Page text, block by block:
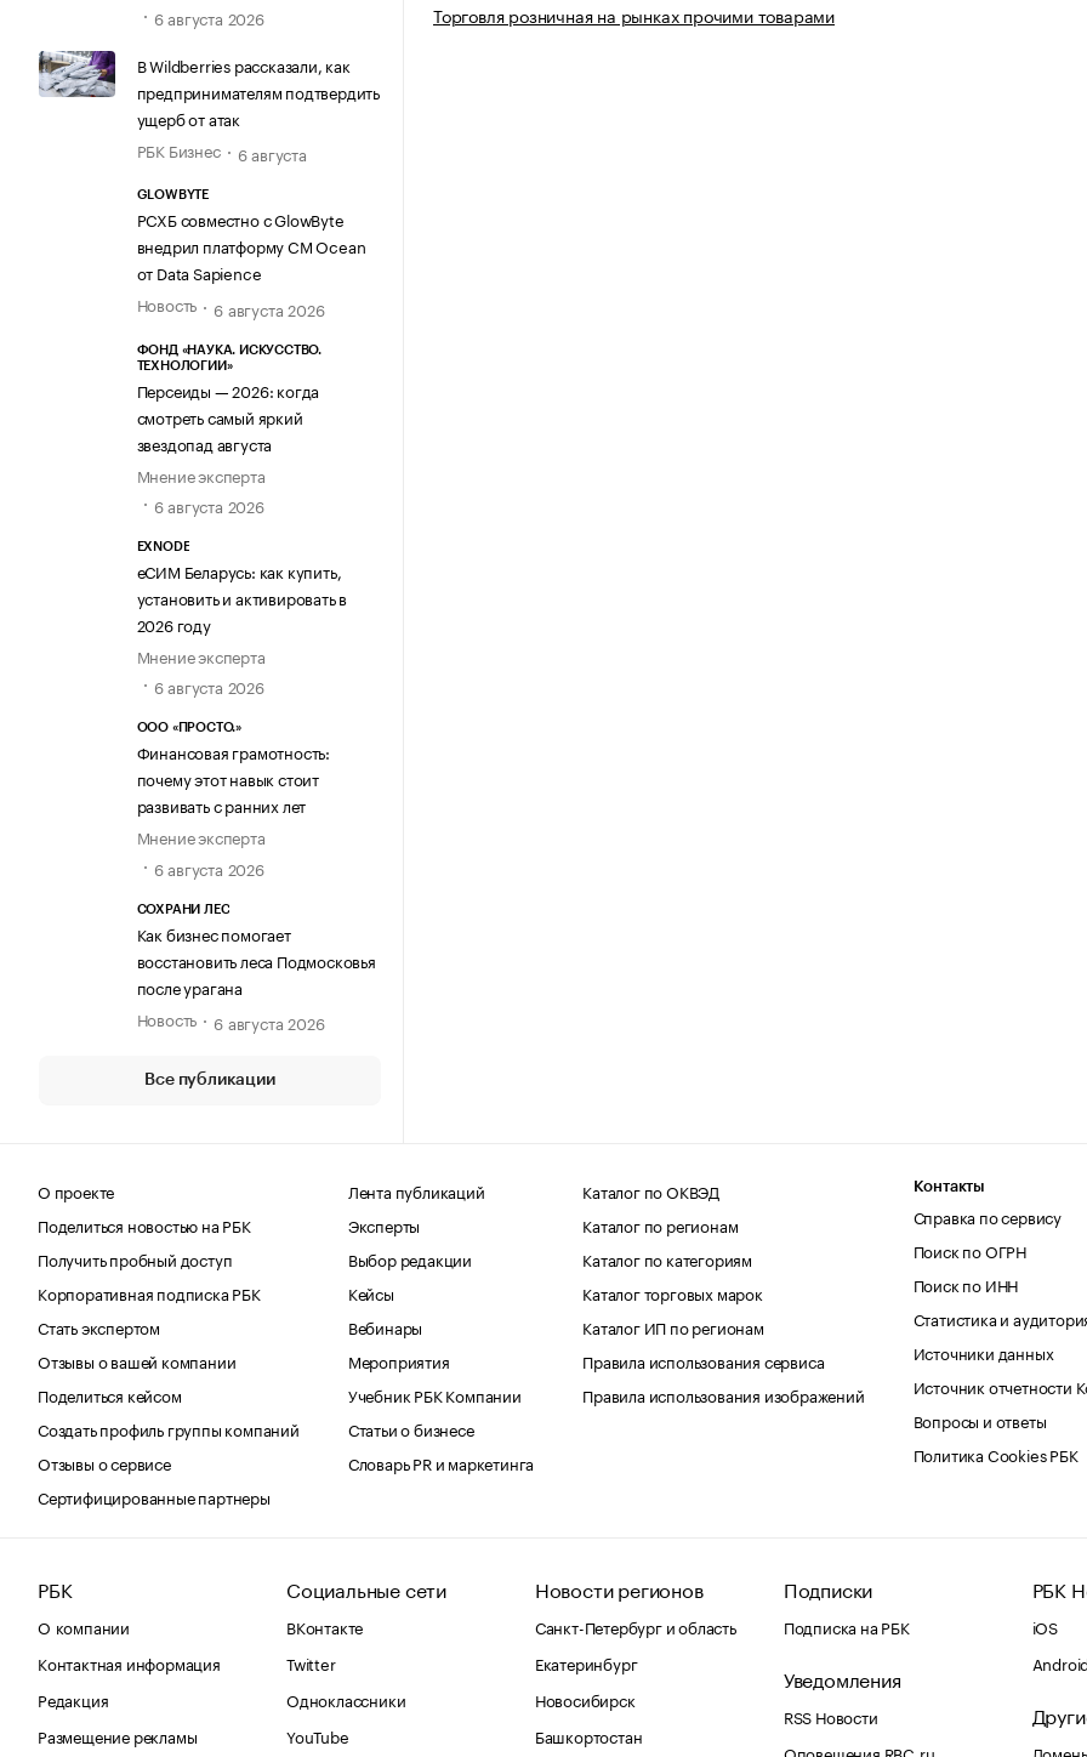
6 августа 2026
В Wildberries рассказали, как
предпринимателям подтвердить
ущерб от атак
РБК Бизнес
6 августа
GLOWBYTE
РСХБ совместно с GlowByte
внедрил платформу CM Ocean
от Data Sapience
Новость
6 августа 2026
ФОНД «НАУКА. ИСКУССТВО.
ТЕХНОЛОГИИ»
Персеиды — 2026: когда
смотреть самый яркий
звездопад августа
Мнение эксперта
6 августа 2026
EXNODE
еСИМ Беларусь: как купить,
установить и активировать в
2026 году
Мнение эксперта
6 августа 2026
ООО «ПРОСТО.»
Финансовая грамотность:
почему этот навык стоит
развивать с ранних лет
Мнение эксперта
6 августа 2026
СОХРАНИ ЛЕС
Как бизнес помогает
восстановить леса Подмосковья
после урагана
Новость
6 августа 2026
Все публикации
Торговля розничная на рынках прочими товарами
О проекте
Поделиться новостью на РБК
Получить пробный доступ
Корпоративная подписка РБК
Стать экспертом
Отзывы о вашей компании
Поделиться кейсом
Создать профиль группы компаний
Отзывы о сервисе
Сертифицированные партнеры
Лента публикаций
Эксперты
Выбор редакции
Кейсы
Вебинары
Мероприятия
Учебник РБК Компании
Статьи о бизнесе
Словарь PR и маркетинга
Каталог по ОКВЭД
Каталог по регионам
Каталог по категориям
Каталог торговых марок
Каталог ИП по регионам
Правила использования сервиса
Правила использования изображений
Контакты
Справка по сервису
Поиск по ОГРН
Поиск по ИНН
Статистика и
Источники данных
Источник отчетности
Вопросы и ответы
Политика Cookies РБК
РБК
О компании
Контактная информация
Редакция
Размещение рекламы
Социальные сети
ВКонтакте
Twitter
Одноклассники
YouTube
Новости регионов
Санкт-Петербург и область
Екатеринбург
Новосибирск
Башкортостан
Подписки
Подписка на РБК
Уведомления
RSS Новости
Оповещения RBC.ru
РБК
iOS